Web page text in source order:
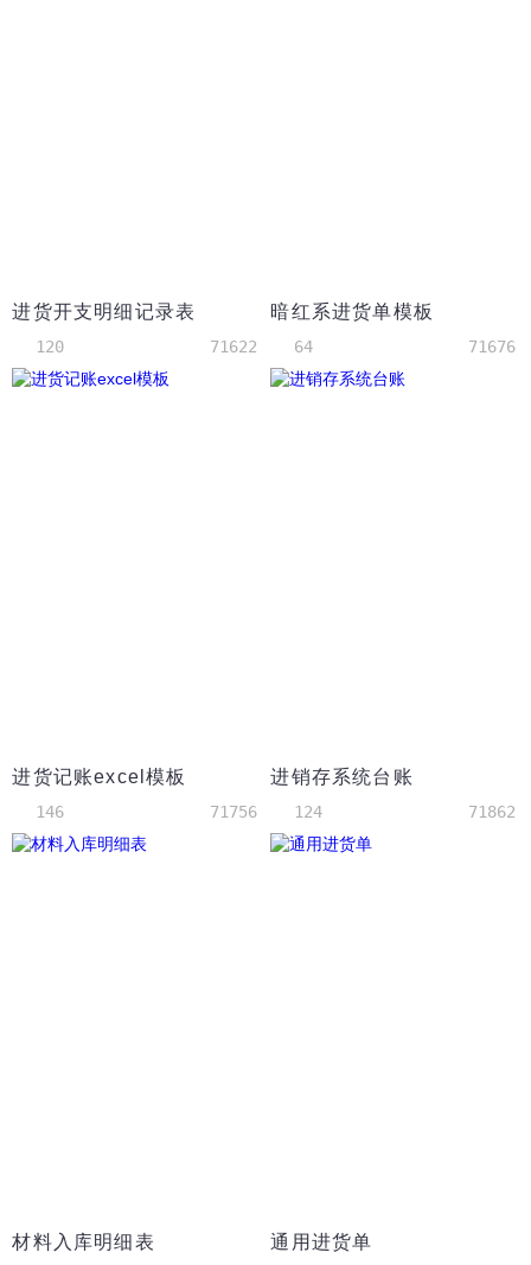
进货开支明细记录表
120 71622
暗红系进货单模板
64 71676
进货记账excel模板
146 71756
进销存系统台账
124 71862
材料入库明细表 通用进货单